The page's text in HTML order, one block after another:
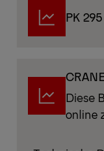
PK
Diese
online